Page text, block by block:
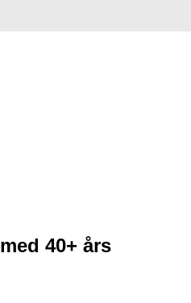
40+ års